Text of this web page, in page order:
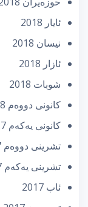
ئایار 2018
نیسان 2018
ئازار 2018
شوبات 2018
كانونی دووه‌م 2018
كانونی یه‌كه‌م 2017
تشرینی دووه‌م 2017
تشرینی یه‌كه‌م 2017
ئاب 2017